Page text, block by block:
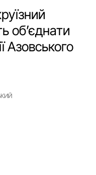
об’єднати
Азовського